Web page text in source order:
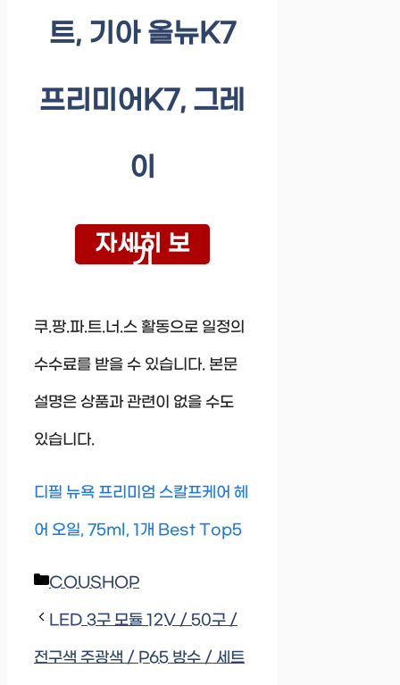
트, 기아 올뉴K7
프리미어K7, 그레
이
자세히 보
기
쿠.팡.파.트.너.스 활동으로 일정의
수수료를 받을 수 있습니다. 본문
설명은 상품과 관련이 없을 수도
있습니다.
디필 뉴욕 프리미엄 스칼프케어 헤
어 오일, 75ml, 1개 Best Top5
Categories
COUSHOP
LED 3구 모듈 12V / 50구 /
전구색 주광색 / P65 방수 / 세트